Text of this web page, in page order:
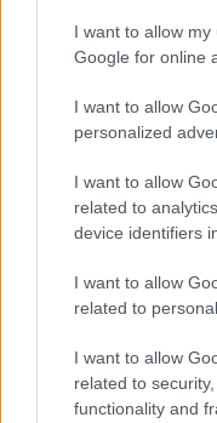
I want to allow
Google for online
I want to allow
personalized
I want to allow
related to
device identifiers
I want to allow
related to
I want to allow
related to
functionality and
09/08/2026 0